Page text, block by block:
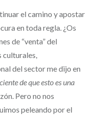
el camino y apostar
en toda regla. ¿Os
de “venta” del
culturales,
del sector me dijo en
de que esto es una
Pero no nos
peleando por el